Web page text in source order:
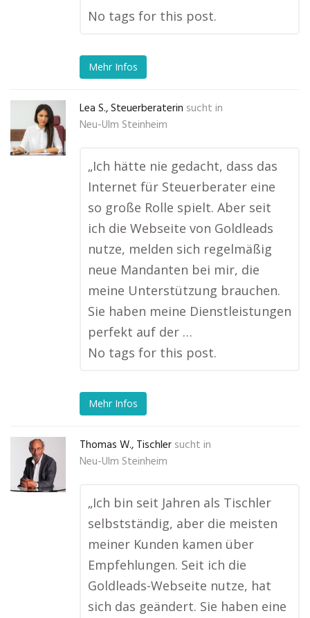
No tags for this post.
Mehr Infos
Lea S., Steuerberaterin sucht in
Neu-Ulm Steinheim
„Ich hätte nie gedacht, dass das
Internet für Steuerberater eine
so große Rolle spielt. Aber seit
ich die Webseite von Goldleads
nutze, melden sich regelmäßig
neue Mandanten bei mir, die
meine Unterstützung brauchen.
Sie haben meine Dienstleistungen
perfekt auf der …
No tags for this post.
Mehr Infos
Thomas W., Tischler sucht in
Neu-Ulm Steinheim
„Ich bin seit Jahren als Tischler
selbstständig, aber die meisten
meiner Kunden kamen über
Empfehlungen. Seit ich die
Goldleads-Webseite nutze, hat
sich das geändert. Sie haben eine